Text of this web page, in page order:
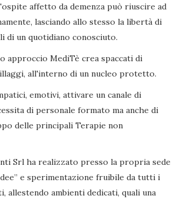
affetto da demenza può riuscire ad
lasciando allo stesso la libertà di
di un quotidiano conosciuto.
approccio MediTè crea spaccati di
all'interno di un nucleo protetto.
emotivi, attivare un canale di
di personale formato ma anche di
delle principali Terapie non
Srl ha realizzato presso la propria sede
e sperimentazione fruibile da tutti i
allestendo ambienti dedicati, quali una